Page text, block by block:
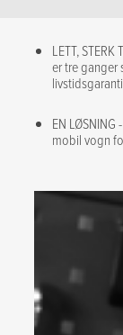
LETT,
er tre ganger
EN
mobil vogn